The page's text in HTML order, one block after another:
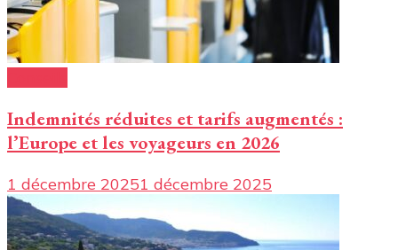
Indemnités réduites et tarifs augmentés :
l’Europe et les voyageurs en 2026
1 décembre 20251 décembre 2025